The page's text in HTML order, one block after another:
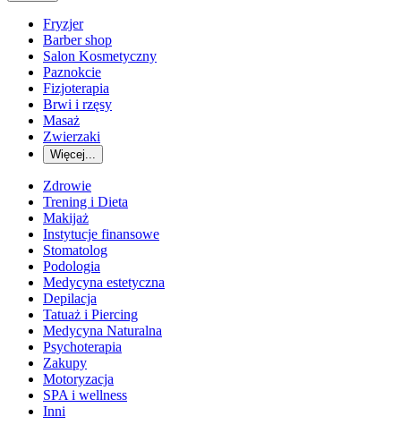
Fryzjer
Barber shop
Salon Kosmetyczny
Paznokcie
Fizjoterapia
Brwi i rzęsy
Masaż
Zwierzaki
Więcej...
Zdrowie
Trening i Dieta
Makijaż
Instytucje finansowe
Stomatolog
Podologia
Medycyna estetyczna
Depilacja
Tatuaż i Piercing
Medycyna Naturalna
Psychoterapia
Zakupy
Motoryzacja
SPA i wellness
Inni